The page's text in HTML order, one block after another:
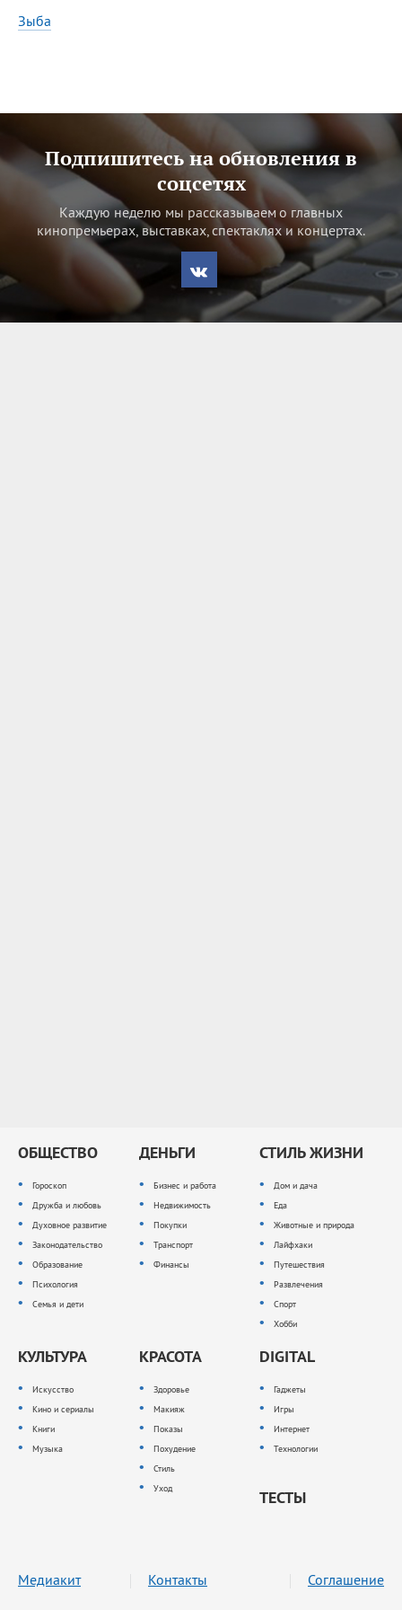
Зыба
Подпишитесь на обновления в
соцсетях
Каждую неделю мы рассказываем о главных
кинопремьерах, выставках, спектаклях и концертах.
ОБЩЕСТВО
Гороскоп
Дружба и любовь
Духовное развитие
Законодательство
Образование
Психология
Семья и дети
ДЕНЬГИ
Бизнес и работа
Недвижимость
Покупки
Транспорт
Финансы
СТИЛЬ ЖИЗНИ
Дом и дача
Еда
Животные и природа
Лайфхаки
Путешествия
Развлечения
Спорт
Хобби
КУЛЬТУРА
Искусство
Кино и сериалы
Книги
Музыка
КРАСОТА
Здоровье
Макияж
Показы
Похудение
Стиль
Уход
DIGITAL
Гаджеты
Игры
Интернет
Технологии
ТЕСТЫ
Медиакит Контакты Соглашение
Сегодня празднуют именины
Александр,Макар
Анна
Посмотреть значение
происхождение